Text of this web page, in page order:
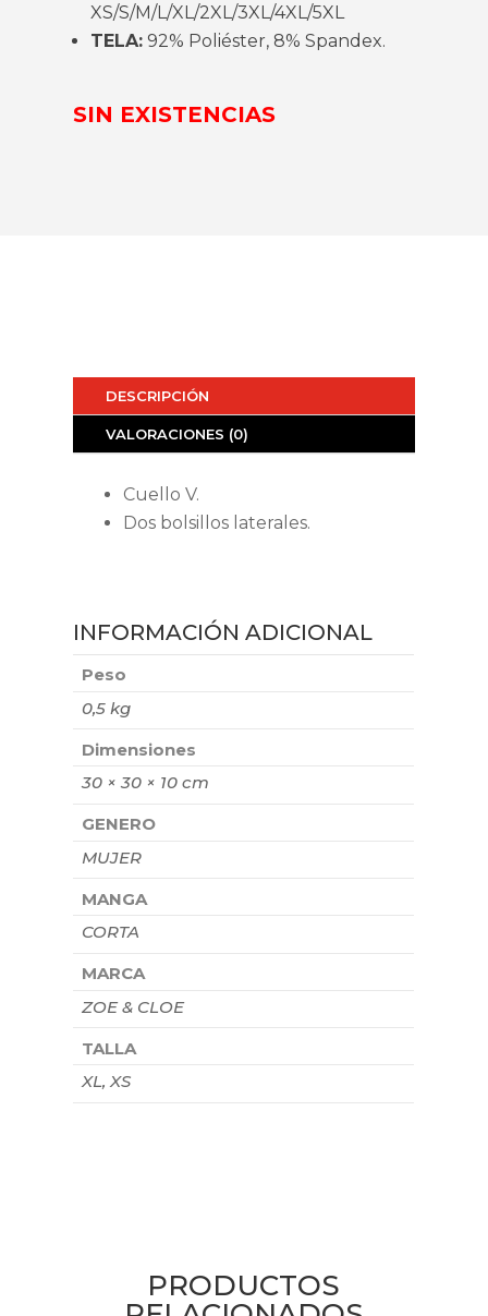
XS/S/M/L/XL/2XL/3XL/4XL/5XL
TELA: 92% Poliéster, 8% Spandex.
SIN EXISTENCIAS
DESCRIPCIÓN
VALORACIONES (0)
Cuello V.
Dos bolsillos laterales.
INFORMACIÓN ADICIONAL
Peso
0,5 kg
Dimensiones
30 × 30 × 10 cm
GENERO
MUJER
MANGA
CORTA
MARCA
ZOE & CLOE
TALLA
XL, XS
PRODUCTOS